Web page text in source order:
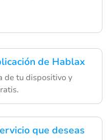
de Hablax
de tu dispositivo y
que deseas